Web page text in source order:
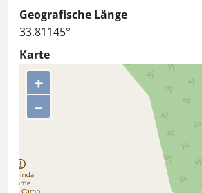
Geografische Länge
33.81145°
Karte
+
–